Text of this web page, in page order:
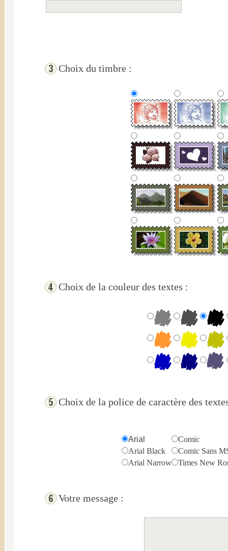
Choix du timbre :
Choix de la couleur des textes :
Choix de la police de caractère des
Arial
Comic
Arial Black
Comic Sans
Arial Narrow
Times New
Votre message :